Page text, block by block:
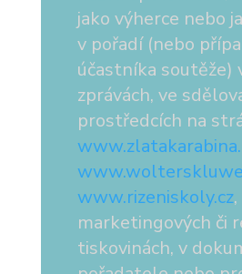
jako výherce nebo
v pořadí (nebo
účastníka soutěže)
zprávách, ve
prostředcích na
www.rizeniskoly.cz,
marketingových či
tiskovinách, v